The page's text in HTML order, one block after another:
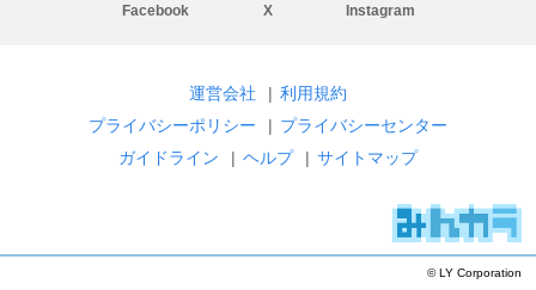
Facebook X Instagram
運営会社 | 利用規約
プライバシーポリシー
| プライバシーセンター
ガイドライン
| ヘルプ | サイトマップ
© LY Corporation